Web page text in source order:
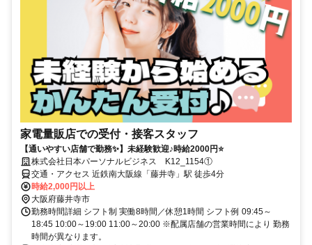
家電量販店での受付・接客スタッフ
【通いやすい店舗で勤務✨】未経験歓迎♪時給2000円⭐
株式会社日本パーソナルビジネス K12_1154①
交通・アクセス 近鉄南大阪線「藤井寺」駅 徒歩4分
時給2,000円以上
大阪府藤井寺市
勤務時間詳細 シフト制 実働8時間／休憩1時間 シフト例 09:45～
18:45 10:00～19:00 11:00～20:00 ※配属店舗の営業時間により 勤務
時間が異なります。